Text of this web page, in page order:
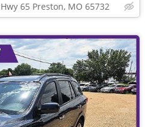
65 Preston, MO 65732